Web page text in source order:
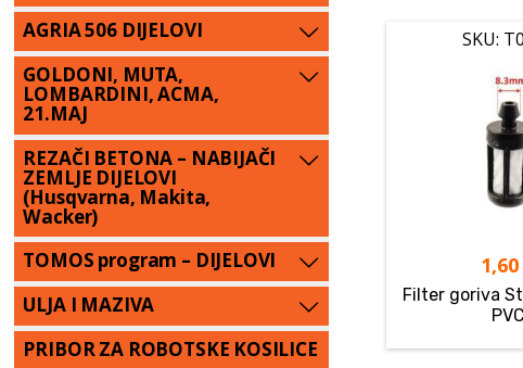
SKU:
1,60
Filter goriva
PVC
AGRIA 506 DIJELOVI
GOLDONI, MUTA,
LOMBARDINI, ACMA,
21.MAJ
REZAČI BETONA – NABIJAČI
ZEMLJE DIJELOVI
(Husqvarna, Makita,
Wacker)
TOMOS program – DIJELOVI
ULJA I MAZIVA
PRIBOR ZA ROBOTSKE KOSILICE